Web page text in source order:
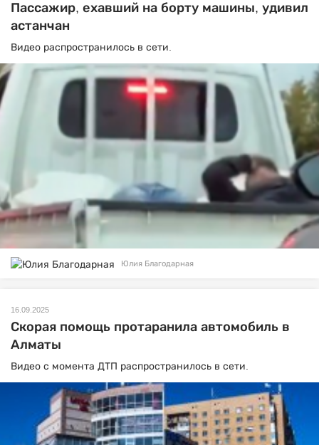
Пассажир, ехавший на борту машины, удивил
астанчан
Видео распространилось в сети.
Юлия Благодарная
16.09.2025
Скорая помощь протаранила автомобиль в
Алматы
Видео с момента ДТП распространилось в сети.